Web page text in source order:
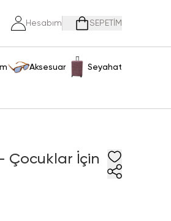
Hesabım SEPETİM
Aksesuar Seyahat
Çocuklar İçin